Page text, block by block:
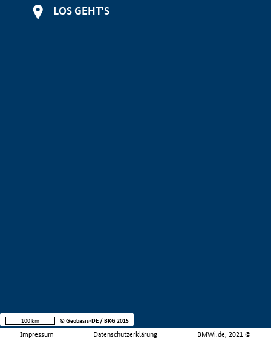
LOS GEHT'S
Impressum Datenschutzerklärung BMWi.de, 2021 ©
100 km © Geobasis-DE / BKG 2015